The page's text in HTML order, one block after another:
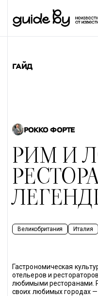
ГАЙД
РОККО ФОРТЕ
РИМ И
Великобритания Италия
Гастрономическая
отельеров и
любимыми ресторанами.
своих любимых городах